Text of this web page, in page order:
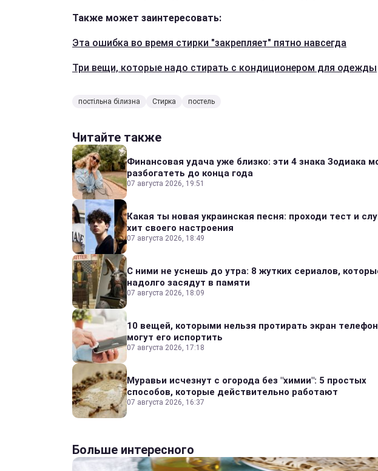
Также может заинтересовать:
Эта ошибка во время стирки "закрепляет" пятно навсегда
Три вещи, которые надо стирать с кондиционером для одежды
постільна білизна Стирка постель
Читайте также
Финансовая удача уже близко: эти 4 знака Зодиака
разбогатеть до конца года
07 августа 2026, 19:51
Какая ты новая украинская песня: проходи тест и
хит своего настроения
07 августа 2026, 18:49
С ними не уснешь до утра: 8 жутких сериалов,
надолго засядут в памяти
07 августа 2026, 18:09
10 вещей, которыми нельзя протирать экран
могут его испортить
07 августа 2026, 17:18
Муравьи исчезнут с огорода без "химии": 5 простых
способов, которые действительно работают
07 августа 2026, 16:37
Больше интересного